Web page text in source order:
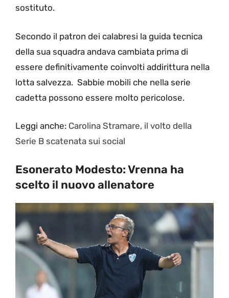
sostituto.
Secondo il patron dei calabresi la guida tecnica
della sua squadra andava cambiata prima di
essere definitivamente coinvolti addirittura nella
lotta salvezza. Sabbie mobili che nella serie
cadetta possono essere molto pericolose.
Leggi anche: Carolina Stramare, il volto della
Serie B scatenata sui social
Esonerato Modesto: Vrenna ha
scelto il nuovo allenatore